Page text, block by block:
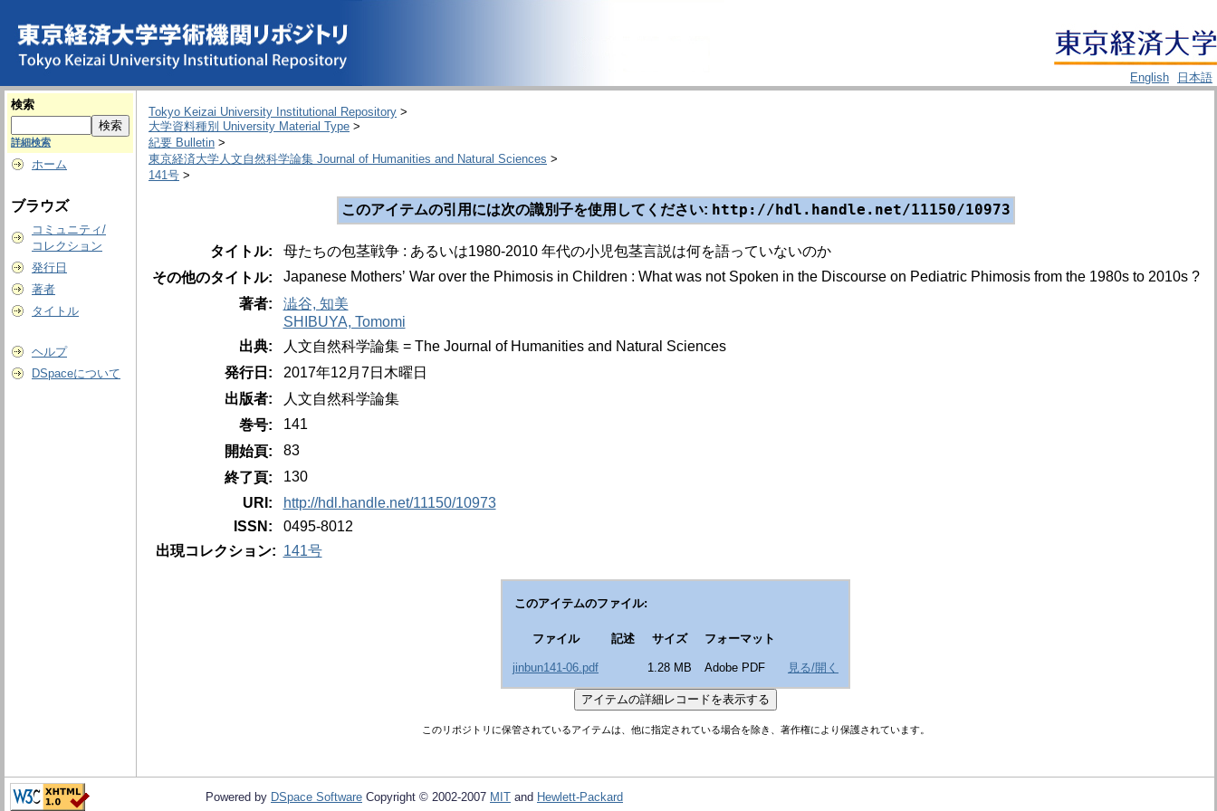
English
日本語
検索
詳細検索
ホーム
ブラウズ
コミュニティ/
コレクション
発行日
著者
タイトル
ヘルプ
DSpaceについて
Tokyo Keizai University Institutional Repository >
大学資料種別 University Material Type >
紀要 Bulletin >
東京経済大学人文自然科学論集 Journal of Humanities and Natural Sciences >
141号 >
このアイテムの引用には次の識別子を使用してください: http://hdl.handle.net/11150/10973
タイトル:
母たちの包茎戦争 : あるいは1980-2010 年代の小児包茎言説は何を語っていないのか
その他のタイトル:
Japanese Mothersʼ War over the Phimosis in Children : What was not Spoken in the Discourse on Pediatric Phimosis from the 1980s to 2010s ?
著者:
澁谷, 知美
SHIBUYA, Tomomi
出典:
人文自然科学論集 = The Journal of Humanities and Natural Sciences
発行日:
2017年12月7日木曜日
出版者:
人文自然科学論集
巻号:
141
開始頁:
83
終了頁:
130
URI:
http://hdl.handle.net/11150/10973
ISSN:
0495-8012
出現コレクション: 141号
このアイテムのファイル:
ファイル 記述 サイズ フォーマット
jinbun141-06.pdf 1.28 MB Adobe PDF 見る/開く
このリポジトリに保管されているアイテムは、他に指定されている場合を除き、著作権により保護されています。
Powered by DSpace Software Copyright © 2002-2007 MIT and Hewlett-Packard